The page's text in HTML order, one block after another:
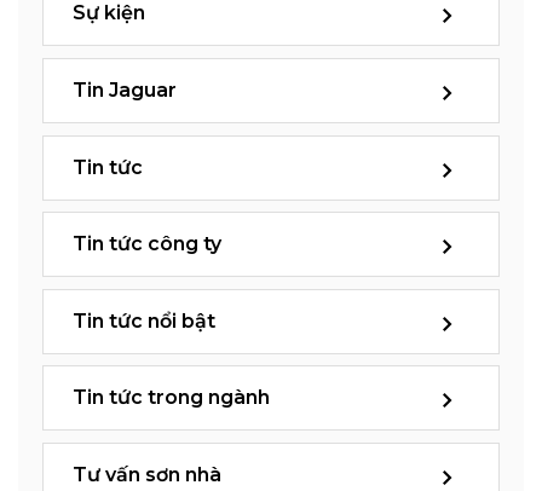
Sự kiện
Tin Jaguar
Tin tức
Tin tức công ty
Tin tức nổi bật
Tin tức trong ngành
Tư vấn sơn nhà